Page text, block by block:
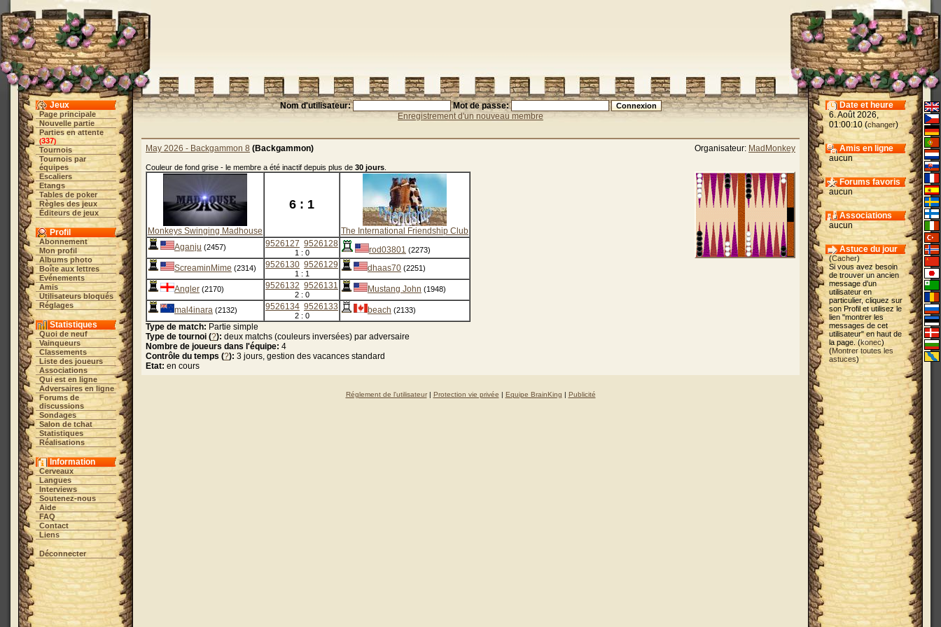
Jeux
Page principale
Nouvelle partie
Parties en attente
(337)
Tournois
Tournois par
équipes
Escaliers
Etangs
Tables de poker
Règles des jeux
Éditeurs de jeux
Profil
Abonnement
Mon profil
Albums photo
Boîte aux lettres
Evénements
Amis
Utilisateurs bloqués
Réglages
Statistiques
Quoi de neuf
Vainqueurs
Classements
Liste des joueurs
Associations
Qui est en ligne
Adversaires en ligne
Forums de
discussions
Sondages
Salon de tchat
Statistiques
Réalisations
Information
Cerveaux
Langues
Interviews
Soutenez-nous
Aide
FAQ
Contact
Liens
Déconnecter
Nom d'utilisateur:
Mot de passe:
Enregistrement d'un nouveau membre
Organisateur: MadMonkey
May 2026 - Backgammon 8 (Backgammon)
Couleur de fond grise - le membre a été inactif depuis plus de 30 jours
Monkeys Swinging Madhouse
6 : 1
The International Friendship Club
Aganju (2457) 9526127 9526128
1 : 0 rod03801 (2273)
ScreaminMime (2314) 9526130 9526129
1 : 1
dhaas70 (2251)
Angler (2170) 9526132 9526131
2 : 0
Mustang John (1948)
mal4inara (2132) 9526134 9526133
2 : 0
beach (2133)
Type de match: Partie simple
Type de tournoi (?): deux matchs (couleurs inversées) par adversaire
Nombre de joueurs dans l'équipe: 4
Contrôle du temps (?): 3 jours, gestion des vacances standard
Etat: en cours
Réglement de l'utilisateur| Protection vie privée | Equipe BrainKing | Publicité
Date et heure
6. Août 2026,
01:00:10 (changer)
Amis en ligne
aucun
Forums favoris
aucun
Associations
aucun
Astuce du jour
(Cacher)
Si vous avez besoin
de trouver un ancien
message d'un
utilisateur en
particulier, cliquez sur
son Profil et utilisez le
lien "montrer les
messages de cet
utilisateur" en haut de
la page. (konec)
(Montrer toutes les
astuces)